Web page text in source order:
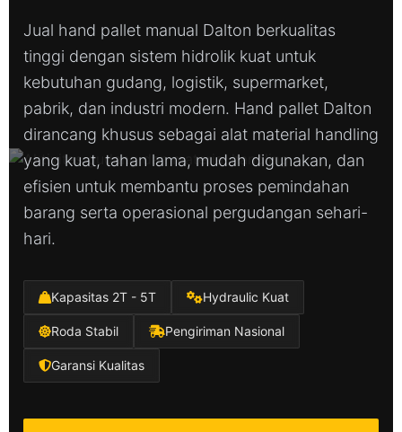
Jual hand pallet manual Dalton berkualitas
tinggi dengan sistem hidrolik kuat untuk
kebutuhan gudang, logistik, supermarket,
pabrik, dan industri modern. Hand pallet Dalton
dirancang khusus sebagai alat material handling
yang kuat, tahan lama, mudah digunakan, dan
efisien untuk membantu proses pemindahan
barang serta operasional pergudangan sehari-
hari.
Kapasitas 2T - 5T Hydraulic Kuat
Roda Stabil Pengiriman Nasional
Garansi Kualitas